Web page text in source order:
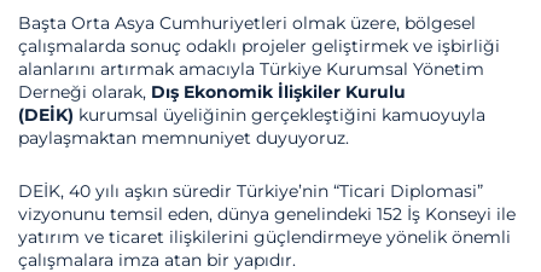
Başta Orta Asya Cumhuriyetleri olmak üzere, bölgesel
çalışmalarda sonuç odaklı projeler geliştirmek ve işbirliği
alanlarını artırmak amacıyla Türkiye Kurumsal Yönetim
Derneği olarak, Dış Ekonomik İlişkiler Kurulu
(DEİK) kurumsal üyeliğinin gerçekleştiğini kamuoyuyla
paylaşmaktan memnuniyet duyuyoruz.
DEİK, 40 yılı aşkın süredir Türkiye’nin “Ticari Diplomasi”
vizyonunu temsil eden, dünya genelindeki 152 İş Konseyi ile
yatırım ve ticaret ilişkilerini güçlendirmeye yönelik önemli
çalışmalara imza atan bir yapıdır.